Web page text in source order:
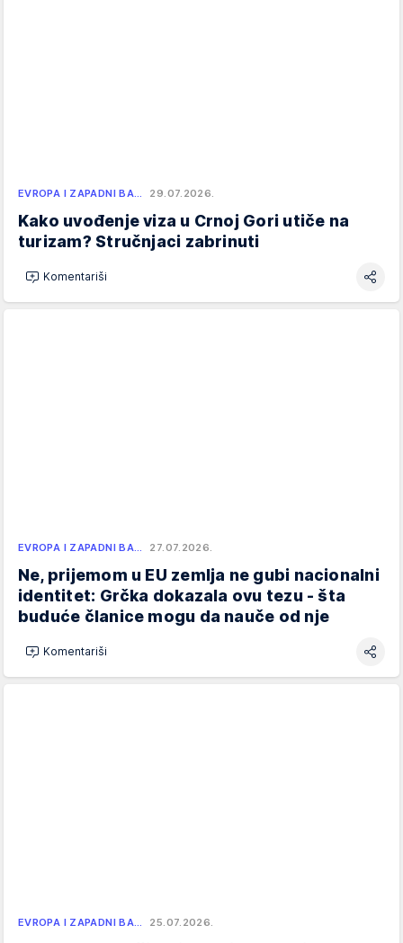
EVROPA I ZAPADNI BA… 29.07.2026.
Kako uvođenje viza u Crnoj Gori utiče na
turizam? Stručnjaci zabrinuti
Komentariši
EVROPA I ZAPADNI BA… 27.07.2026.
Ne, prijemom u EU zemlja ne gubi nacionalni
identitet: Grčka dokazala ovu tezu - šta
buduće članice mogu da nauče od nje
Komentariši
EVROPA I ZAPADNI BA… 25.07.2026.